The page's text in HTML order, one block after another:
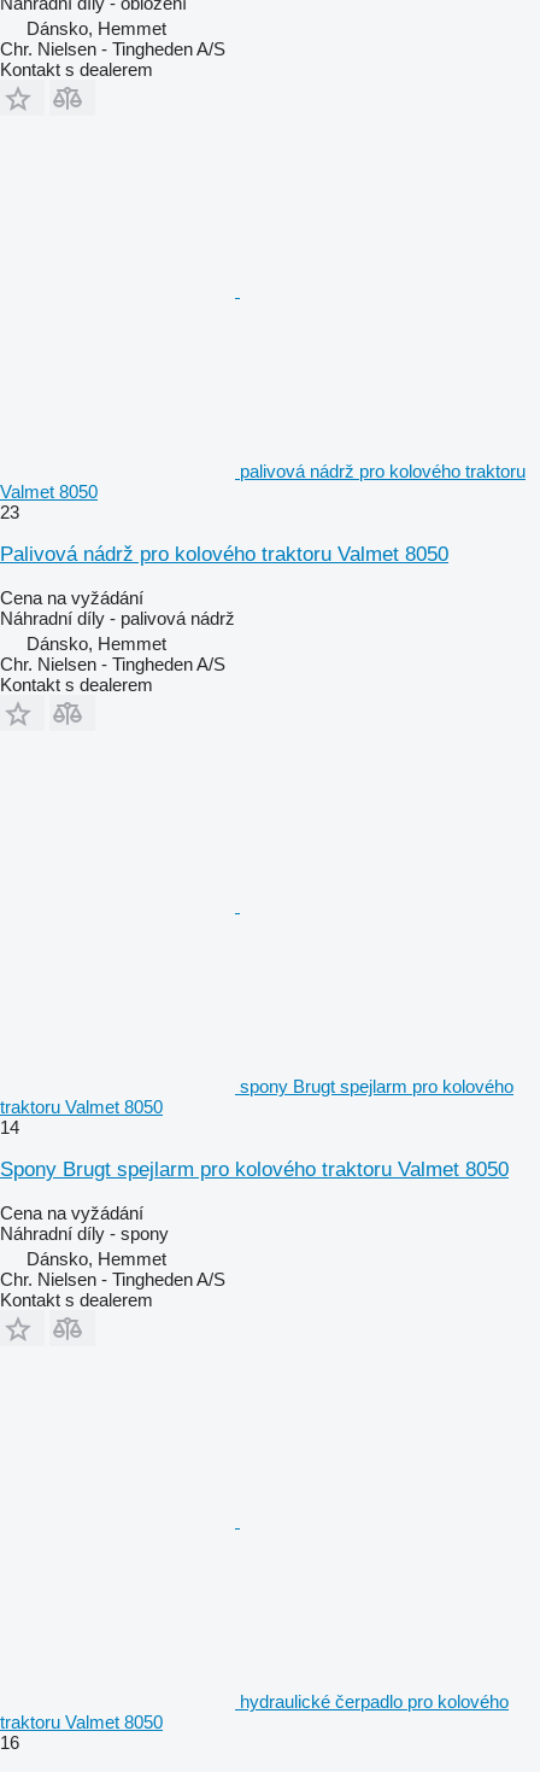
Dánsko, Hemmet
Chr. Nielsen - Tingheden A/S
Kontakt s dealerem
palivová nádrž pro kolového traktoru
Valmet 8050
23
Palivová nádrž pro kolového traktoru Valmet 8050
Cena na vyžádání
Náhradní díly - palivová nádrž
Dánsko, Hemmet
Chr. Nielsen - Tingheden A/S
Kontakt s dealerem
spony Brugt spejlarm pro kolového
traktoru Valmet 8050
14
Spony Brugt spejlarm pro kolového traktoru Valmet 8050
Cena na vyžádání
Náhradní díly - spony
Dánsko, Hemmet
Chr. Nielsen - Tingheden A/S
Kontakt s dealerem
hydraulické čerpadlo pro kolového
traktoru Valmet 8050
16